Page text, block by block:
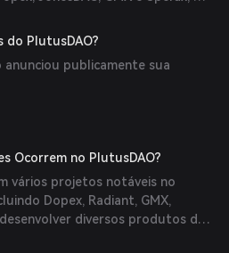
incentiva a posse e
do PlutusDAO?
publicamente sua
Ocorrem no PlutusDAO?
vários projetos notáveis no
Dopex, Radiant, GMX,
desenvolver diversos produtos de